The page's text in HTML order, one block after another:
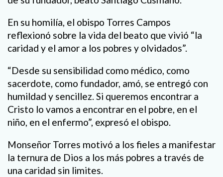
En su homilía, el obispo Torres Campos
reflexionó sobre la vida del beato que vivió “la
caridad y el amor a los pobres y olvidados”.
“Desde su sensibilidad como médico, como
sacerdote, como fundador, amó, se entregó con
humildad y sencillez. Si queremos encontrar a
Cristo lo vamos a encontrar en el pobre, en el
niño, en el enfermo”, expresó el obispo.
Monseñor Torres motivó a los fieles a manifestar
la ternura de Dios a los más pobres a través de
una caridad sin limites.